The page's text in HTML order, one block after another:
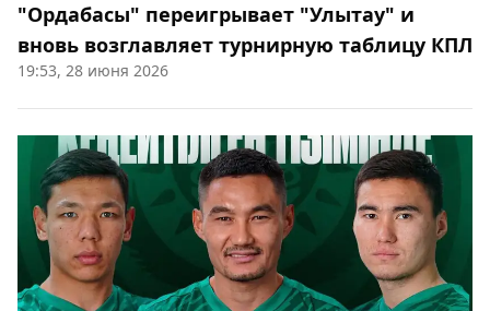
"Ордабасы" переигрывает "Улытау" и
вновь возглавляет турнирную таблицу КПЛ
19:53, 28 июня 2026